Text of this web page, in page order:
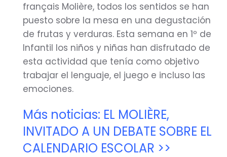
français Molière, todos los sentidos se han
puesto sobre la mesa en una degustación
de frutas y verduras. Esta semana en 1º de
Infantil los niños y niñas han disfrutado de
esta actividad que tenía como objetivo
trabajar el lenguaje, el juego e incluso las
emociones.
Más noticias: EL MOLIÈRE,
INVITADO A UN DEBATE SOBRE EL
CALENDARIO ESCOLAR >>